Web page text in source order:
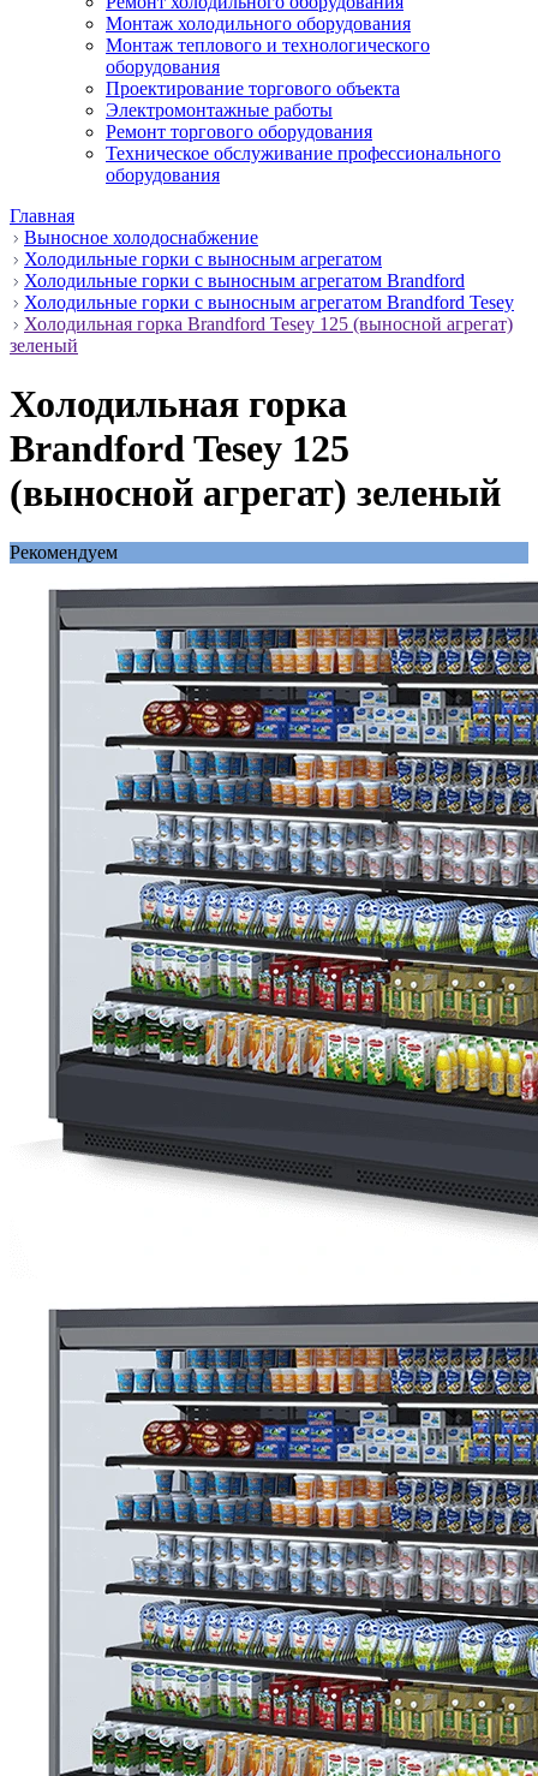
Монтаж холодильного оборудования
Монтаж теплового и технологического
оборудования
Проектирование торгового объекта
Электромонтажные работы
Ремонт торгового оборудования
Техническое обслуживание профессионального
оборудования
Главная
Выносное холодоснабжение
Холодильные горки с выносным агрегатом
Холодильные горки с выносным агрегатом Brandford
Холодильные горки с выносным агрегатом Brandford Tesey
Холодильная горка Brandford Tesey 125 (выносной агрегат)
зеленый
Холодильная горка
Brandford Tesey 125
(выносной агрегат) зеленый
Рекомендуем